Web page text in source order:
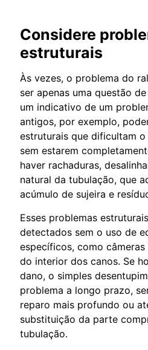
Considere
estruturais
Às vezes, o problema do
ser apenas uma questão
um indicativo de um
antigos, por exemplo,
estruturais que dificultam
sem estarem
haver rachaduras,
natural da tubulação, que
acúmulo de sujeira e
Esses problemas
detectados sem o uso de
específicos, como
do interior dos canos. Se
dano, o simples
problema a longo prazo,
reparo mais profundo ou
substituição da parte
tubulação.